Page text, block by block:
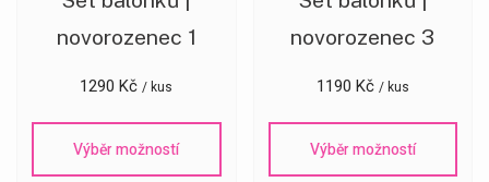
novorozenec 1
1290Kč / kus
Výběr možností
novorozenec 3
1190 Kč / kus
Výběr možností